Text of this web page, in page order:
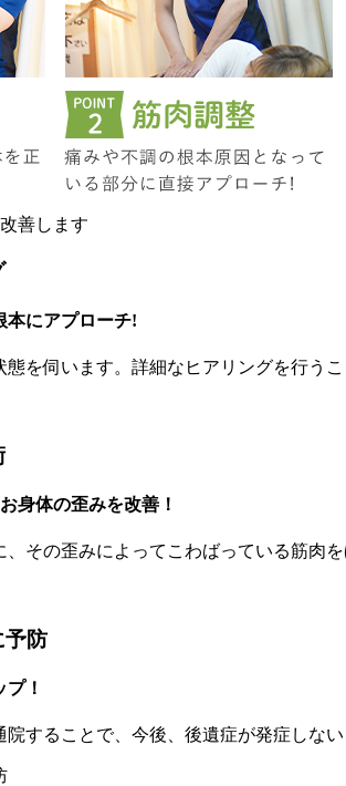
本にアプローチ!
を伺います。詳細なヒアリングを行う
身体の歪みを改善！
その歪みによってこわばっている筋肉
！
することで、今後、後遺症が発症しな